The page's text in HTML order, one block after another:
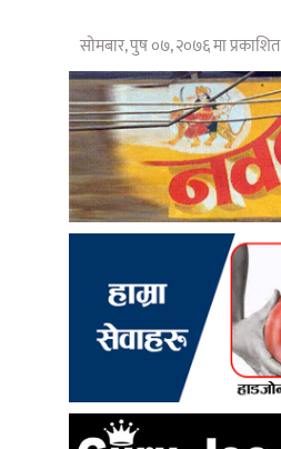
सोमबार, पुष ०७, २०७६ मा प्रकाशित